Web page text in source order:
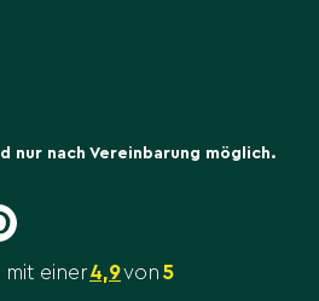
nur nach Vereinbarung möglich.
einer4,9von 5